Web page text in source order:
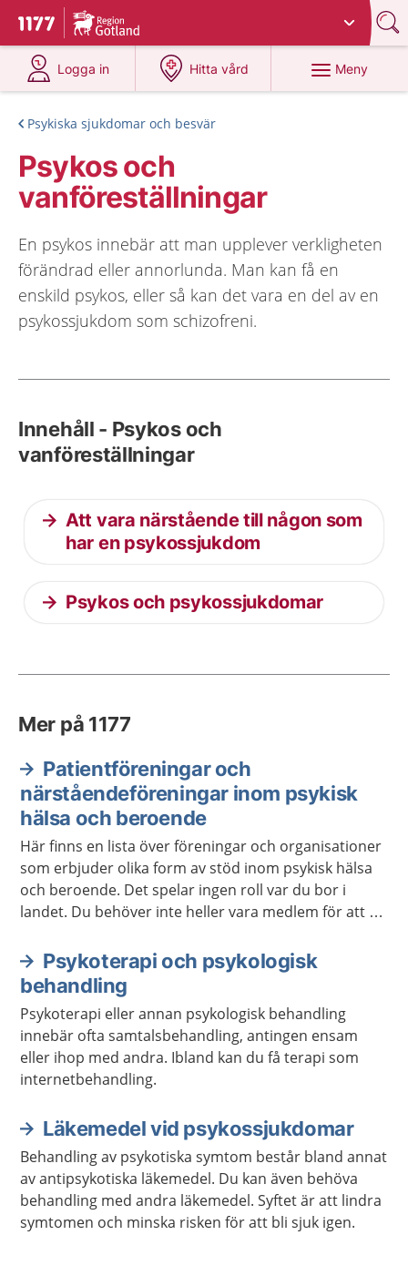
Till startsidan för 1177
Du har valt region
Logga in
på 1177.se
Hitta vård
på 1177.se
Meny
Psykiska sjukdomar och besvär
Psykos och
vanföreställningar
En psykos innebär att man upplever verkligheten
förändrad eller annorlunda. Man kan få en
enskild psykos, eller så kan det vara en del av en
psykossjukdom som schizofreni.
Innehåll - Psykos och
vanföreställningar
Att vara närstående till någon som
har en psykossjukdom
Psykos och psykossjukdomar
Mer på 1177
Patientföreningar och
närståendeföreningar inom psykisk
hälsa och beroende
Här finns en lista över föreningar och organisationer
som erbjuder olika form av stöd inom psykisk hälsa
och beroende. Det spelar ingen roll var du bor i
landet. Du behöver inte heller vara medlem för att ta
Psykoterapi och psykologisk
behandling
Psykoterapi eller annan psykologisk behandling
innebär ofta samtalsbehandling, antingen ensam
eller ihop med andra. Ibland kan du få terapi som
internetbehandling.
Läkemedel vid psykossjukdomar
Behandling av psykotiska symtom består bland annat
av antipsykotiska läkemedel. Du kan även behöva
behandling med andra läkemedel. Syftet är att lindra
symtomen och minska risken för att bli sjuk igen.